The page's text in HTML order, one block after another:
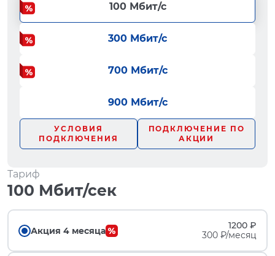
100 Мбит/с
300 Мбит/с
700 Мбит/с
900 Мбит/с
УСЛОВИЯ
ПОДКЛЮЧЕНИЯ
ПОДКЛЮЧЕНИЕ ПО
АКЦИИ
Тариф
100 Мбит/сек
Акция 4 месяца
1200 ₽
300 ₽/месяц